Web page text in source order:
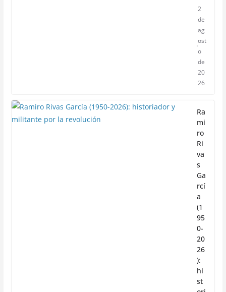
2
de
ag
ost
o
de
20
26
Ra
mi
ro
Ri
va
s
Ga
rcí
a
(1
95
0-
20
26
):
hi
st